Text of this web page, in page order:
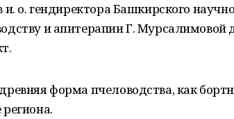
и. о. гендиректора Башкирского
и апитерапии Г. Мурсалимовой
форма пчеловодства, как